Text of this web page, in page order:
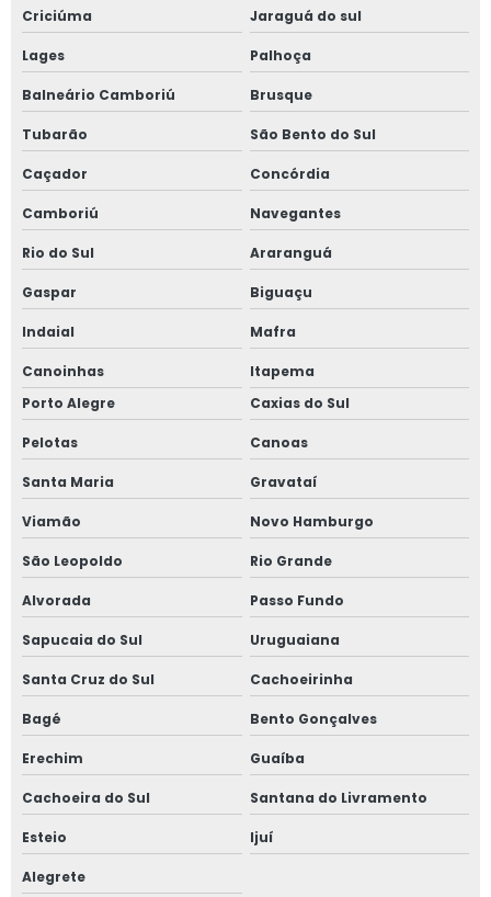
Segurança com amônia em sala de máquinas
Serviço de adequação nr 10
Serviço de análise de risco de amônia
Serviço de elaboração de prontuário nr 10
Serviço de inspeção de tubulação industrial
Serviço de inspeção em caldeiras
Serviço de inspeção em caldeiras e vasos de pressão
Serviço de inspeção em tubulações
Serviço de laudo e inspeção nr13
Serviço de projetos nr 12
Serviço de reconstituição de prontuário nr 13
Serviço de regulamentação nr 12
Serviço de teste de estanqueidade
Serviço de treinamentos de nr 12
Serviço de treinamentos de nr 13
Sistema de detecção de amônia
Criciúma Jaraguá do sul
Lages Palhoça
Balneário Camboriú Brusque
Tubarão São Bento do Sul
Caçador Concórdia
Camboriú Navegantes
Rio do Sul Araranguá
Gaspar Biguaçu
Indaial Mafra
Canoinhas
Itapema
Porto Alegre
Caxias do Sul
Pelotas Canoas
Santa Maria Gravataí
Viamão Novo Hamburgo
São Leopoldo Rio Grande
Alvorada Passo Fundo
Sapucaia do Sul Uruguaiana
Santa Cruz do Sul Cachoeirinha
Bagé Bento Gonçalves
Erechim Guaíba
Cachoeira do Sul Santana do Livramento
Esteio Ijuí
Alegrete